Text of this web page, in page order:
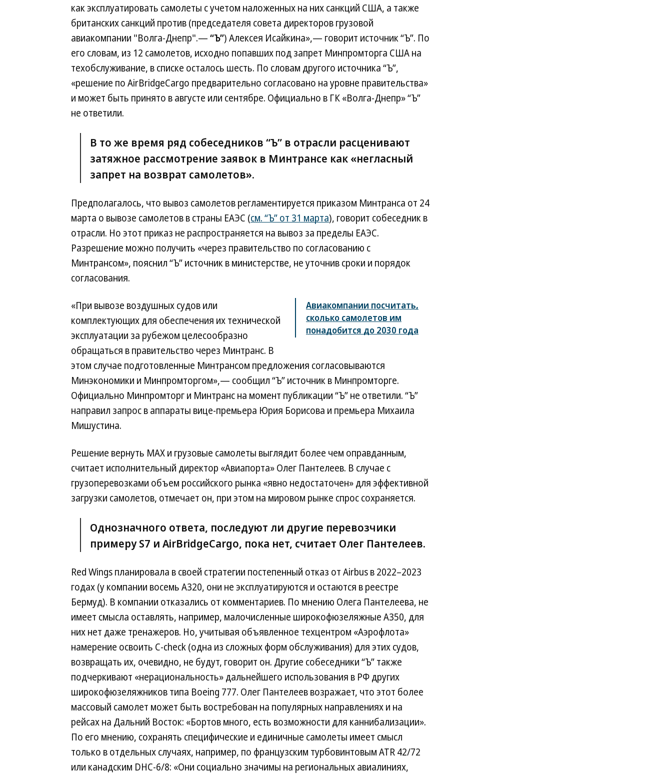
как эксплуатировать самолеты с учетом наложенных на них санкций США, а также
британских санкций против (председателя совета директоров грузовой
авиакомпании "Волга-Днепр".—“Ъ”) Алексея Исайкина»,— говорит источник “Ъ”. По
его словам, из 12 самолетов, исходно попавших под запрет Минпромторга США на
техобслуживание, в списке осталось шесть. По словам другого источника “Ъ”,
«решение по AirBridgeCargo предварительно согласовано на уровне правительства»
и может быть принято в августе или сентябре. Официально в ГК «Волга-Днепр» “Ъ”
не ответили.
В то же время ряд собеседников “Ъ” в отрасли расценивают
затяжное рассмотрение заявок в Минтрансе как «негласный
запрет на возврат самолетов».
Предполагалось, что вывоз самолетов регламентируется приказом Минтранса от 24
марта о вывозе самолетов в страны ЕАЭС (см. “Ъ” от 31 марта), говорит собеседник в
отрасли. Но этот приказ не распространяется на вывоз за пределы ЕАЭС.
Разрешение можно получить «через правительство по согласованию с
Минтрансом», пояснил “Ъ” источник в министерстве, не уточнив сроки и порядок
согласования.
Авиакомпании посчитать,
сколько самолетов им
понадобится до 2030 года
«При вывозе воздушных судов или
комплектующих для обеспечения их технической
эксплуатации за рубежом целесообразно
обращаться в правительство через Минтранс. В
этом случае подготовленные Минтрансом предложения согласовываются
Минэкономики и Минпромторгом»,— сообщил “Ъ” источник в Минпромторге.
Официально Минпромторг и Минтранс на момент публикации “Ъ” не ответили. “Ъ”
направил запрос в аппараты вице-премьера Юрия Борисова и премьера Михаила
Мишустина.
Решение вернуть МАХ и грузовые самолеты выглядит более чем оправданным,
считает исполнительный директор «Авиапорта» Олег Пантелеев. В случае с
грузоперевозками объем российского рынка «явно недостаточен» для эффективной
загрузки самолетов, отмечает он, при этом на мировом рынке спрос сохраняется.
Однозначного ответа, последуют ли другие перевозчики
примеру S7 и AirBridgeCargo, пока нет, считает Олег Пантелеев.
Red Wings планировала в своей стратегии постепенный отказ от Airbus в 2022–2023
годах (у компании восемь А320, они не эксплуатируются и остаются в реестре
Бермуд). В компании отказались от комментариев. По мнению Олега Пантелеева, не
имеет смысла оставлять, например, малочисленные широкофюзеляжные А350, для
них нет даже тренажеров. Но, учитывая объявленное техцентром «Аэрофлота»
намерение освоить С-check (одна из сложных форм обслуживания) для этих судов,
возвращать их, очевидно, не будут, говорит он. Другие собеседники “Ъ” также
подчеркивают «нерациональность» дальнейшего использования в РФ других
широкофюзеляжников типа Boeing 777. Олег Пантелеев возражает, что этот более
массовый самолет может быть востребован на популярных направлениях и на
рейсах на Дальний Восток: «Бортов много, есть возможности для каннибализации».
По его мнению, сохранять специфические и единичные самолеты имеет смысл
только в отдельных случаях, например, по французским турбовинтовым ATR 42/72
или канадским DHC-6/8: «Они социально значимы на региональных авиалиниях,